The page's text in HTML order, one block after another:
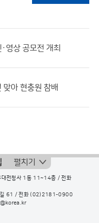
영상 공모전 개최
맞아 현충원 참배
펼치기
전청사 1동 11~14층 / 전화
길 61 / 전화(02)2181-0900